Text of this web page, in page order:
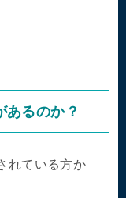
あるのか？
れている方か